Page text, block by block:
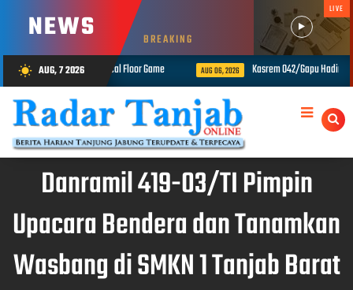
NEWS BREAKING
LIVE
wb_sunny AUG, 7 2026
Melalui Tactical Floor Game AUG 06, 2026 Kasrem 042/Gapu Hadiri HUT ke-23
Danramil 419-03/TI Pimpin
Upacara Bendera dan Tanamkan
Wasbang di SMKN 1 Tanjab Barat